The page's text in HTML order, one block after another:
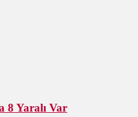
8 Yaralı Var